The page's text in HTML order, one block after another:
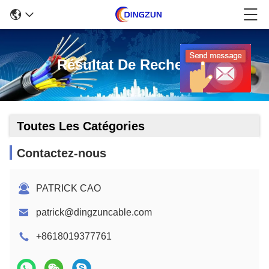
Résultat De Recherche
Toutes Les Catégories
Contactez-nous
PATRICK CAO
patrick@dingzuncable.com
+8618019377761